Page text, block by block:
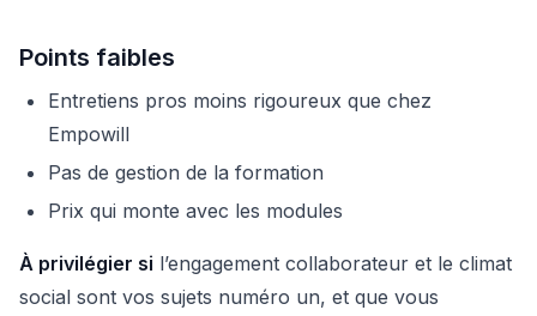
Points faibles
Entretiens pros moins rigoureux que chez
Empowill
Pas de gestion de la formation
Prix qui monte avec les modules
À privilégier si l’engagement collaborateur et le climat
social sont vos sujets numéro un, et que vous